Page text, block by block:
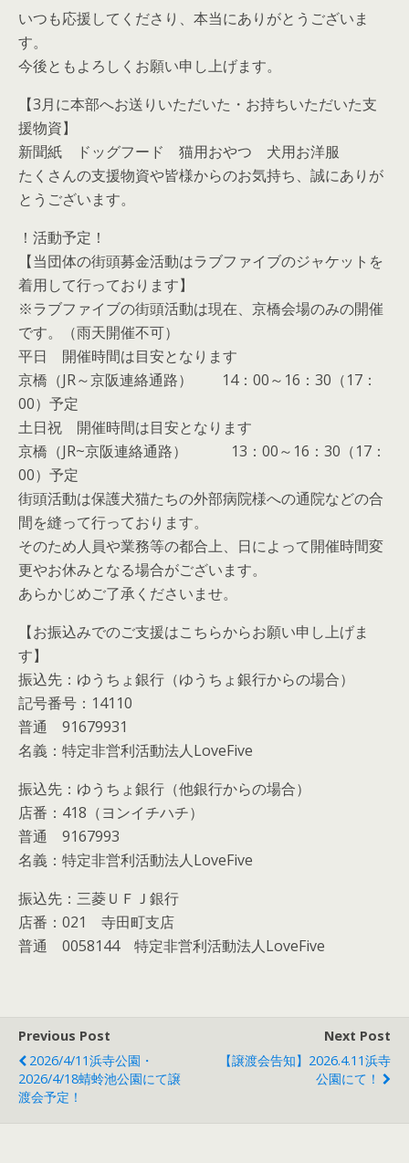
いつも応援してくださり、本当にありがとうございま
す。
今後ともよろしくお願い申し上げます。
【3月に本部へお送りいただいた・お持ちいただいた支
援物資】
新聞紙 ドッグフード 猫用おやつ 犬用お洋服
たくさんの支援物資や皆様からのお気持ち、誠にありが
とうございます。
！活動予定！
【当団体の街頭募金活動はラブファイブのジャケットを
着用して行っております】
※ラブファイブの街頭活動は現在、京橋会場のみの開催
です。（雨天開催不可）
平日 開催時間は目安となります
京橋（JR～京阪連絡通路） 14：00～16：30（17：
00）予定
土日祝 開催時間は目安となります
京橋（JR~京阪連絡通路） 13：00～16：30（17：
00）予定
街頭活動は保護犬猫たちの外部病院様への通院などの合
間を縫って行っております。
そのため人員や業務等の都合上、日によって開催時間変
更やお休みとなる場合がございます。
あらかじめご了承くださいませ。
【お振込みでのご支援はこちらからお願い申し上げま
す】
振込先：ゆうちょ銀行（ゆうちょ銀行からの場合）
記号番号：14110
普通 91679931
名義：特定非営利活動法人LoveFive
振込先：ゆうちょ銀行（他銀行からの場合）
店番：418（ヨンイチハチ）
普通 9167993
名義：特定非営利活動法人LoveFive
振込先：三菱ＵＦＪ銀行
店番：021 寺田町支店
普通 0058144 特定非営利活動法人LoveFive
Previous Post
2026/4/11浜寺公園・
2026/4/18蜻蛉池公園にて譲
渡会予定！
Next Post
【譲渡会告知】2026.4.11浜寺
公園にて！